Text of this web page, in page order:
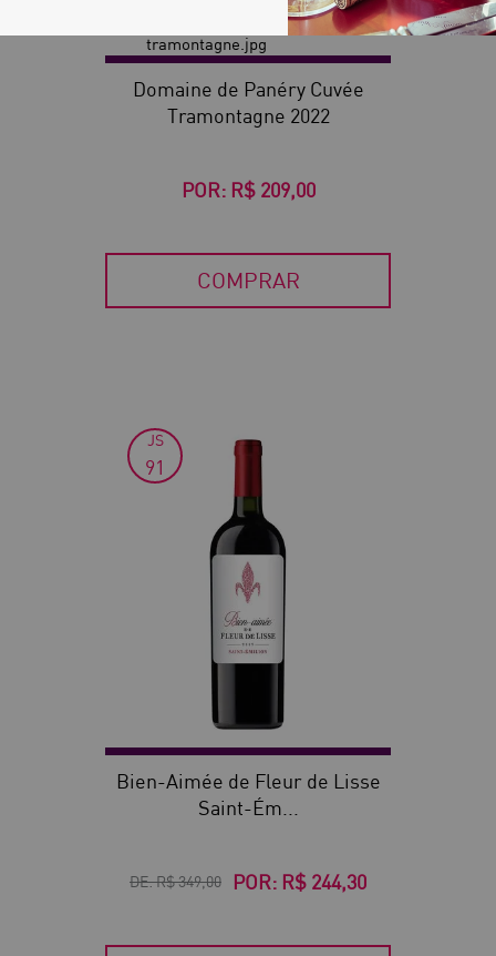
Domaine de Panéry Cuvée
Tramontagne 2022
POR: R$ 209,00
COMPRAR
JS
91
Bien-Aimée de Fleur de Lisse
Saint-Ém...
DE:R$ 349,00 POR: R$ 244,30